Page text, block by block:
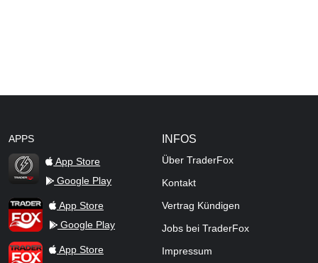
APPS
TraderFox Flash
App Store
Google Play
TraderFox AppApp Store
Google Play
TraderFox ProApp Store
INFOS
Über TraderFox
Kontakt
Vertrag Kündigen
Jobs bei TraderFox
Impressum